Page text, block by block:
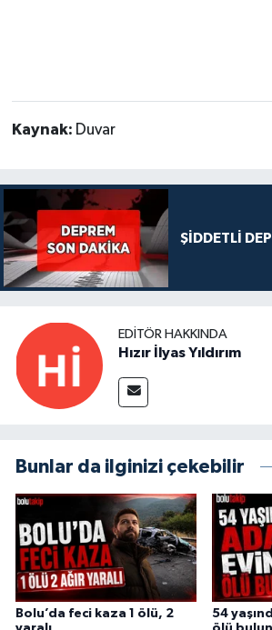
Kaynak: Duvar
ŞİDDETLİ
EDITÖR HAKKINDA
Hızır İlyas Yıldırım
Bunlar da ilginizi çekebilir
Bolu’da feci kaza 1 ölü, 2
54